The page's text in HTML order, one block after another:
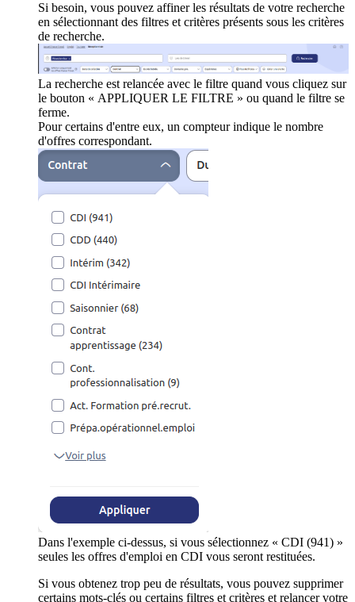
Si besoin, vous pouvez affiner les résultats de votre recherche
en sélectionnant des filtres et critères présents sous les critères
de recherche.
La recherche est relancée avec le filtre quand vous cliquez sur
le bouton « APPLIQUER LE FILTRE » ou quand le filtre se
ferme.
Pour certains d'entre eux, un compteur indique le nombre
d'offres correspondant.
Dans l'exemple ci-dessus, si vous sélectionnez « CDI (941) »
seules les offres d'emploi en CDI vous seront restituées.
Si vous obtenez trop peu de résultats, vous pouvez supprimer
certains mots-clés ou certains filtres et critères et relancer votre